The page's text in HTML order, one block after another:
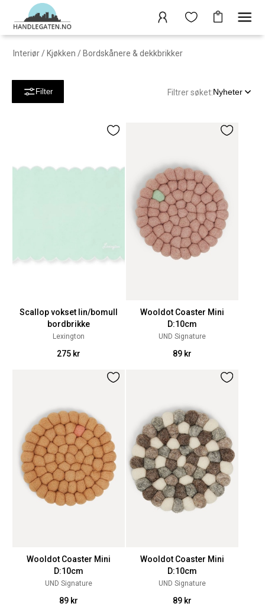
Interiør / Kjøkken / Bordskånere & dekkbrikker
Filter Filtrer søket:Nyheter
Scallop vokset lin/bomull
bordbrikke
Lexington
275 kr
Wooldot Coaster Mini
D:10cm
UND Signature
89 kr
Wooldot Coaster Mini
D:10cm
UND Signature
89 kr
Wooldot Coaster Mini
D:10cm
UND Signature
89 kr